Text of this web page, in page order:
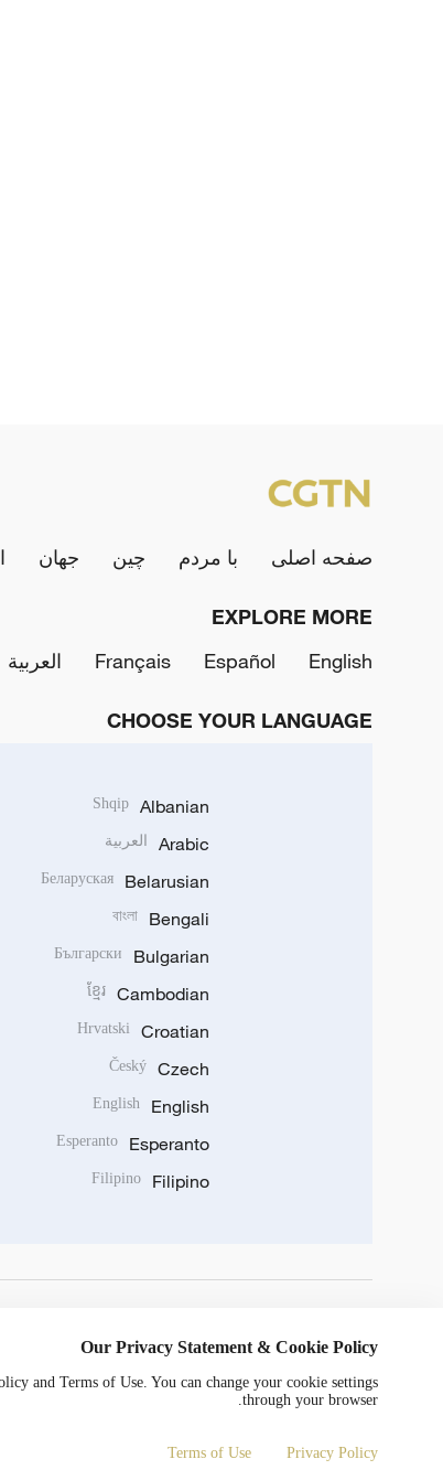
صفحه اصلی با مردم چین جهان
EXPLORE MORE
English
Español
Français العربية
CHOOSE YOUR LANGUAGE
Albanian
Shqip
Arabic العربية
Belarusian
Беларуская
Bengali
বাংলা
Bulgarian
Български
Cambodian
ខ្មែរ
Croatian
Hrvatski
Czech
Český
English
English
Esperanto
Esperanto
Filipino
Filipino
Copyright © 2024 CGTN.
京ICP备20000184号
Our Privacy Statement & Cookie Policy
and Terms of Use. You can change your cookie settings
through your browser.
Privacy Policy
Terms of Use